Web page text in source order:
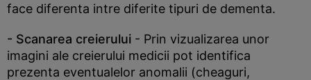
face diferenta intre diferite tipuri de dementa.
- Scanarea creierului - Prin vizualizarea unor
imagini ale creierului medicii pot identifica
prezenta eventualelor anomalii (cheaguri,